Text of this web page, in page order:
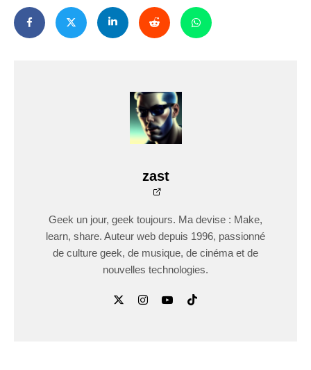
zast
Geek un jour, geek toujours. Ma devise : Make,
learn, share. Auteur web depuis 1996, passionné
de culture geek, de musique, de cinéma et de
nouvelles technologies.